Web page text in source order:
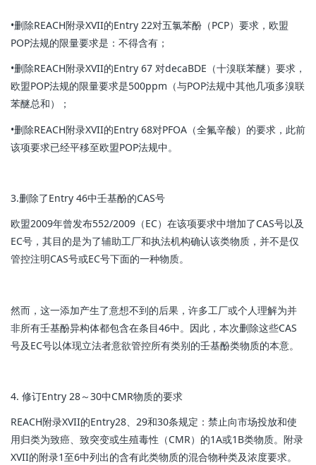
•删除REACH附录XVII的Entry 22对五氯苯酚（PCP）要求，欧盟
POP法规的限量要求是：不得含有；
•删除REACH附录XVII的Entry 67 对decaBDE（十溴联苯醚）要求，
欧盟POP法规的限量要求是500ppm（与POP法规中其他几项多溴联
苯醚总和）；
•删除REACH附录XVII的Entry 68对PFOA（全氟辛酸）的要求，此前
该项要求已经平移至欧盟POP法规中。
3.删除了Entry 46中壬基酚的CAS号
欧盟2009年曾发布552/2009（EC）在该项要求中增加了CAS号以及
EC号，其目的是为了辅助工厂和执法机构确认该类物质，并不是仅
管控注明CAS号或EC号下面的一种物质。
然而，这一添加产生了意想不到的后果，许多工厂或个人理解为并
非所有壬基酚异构体都包含在条目46中。因此，本次删除这些CAS
号及EC号以体现立法者意欲管控所有类别的壬基酚类物质的本意。
4. 修订Entry 28～30中CMR物质的要求
REACH附录XVII的Entry28、29和30条规定：禁止向市场投放和使
用归类为致癌、致突变或生殖毒性（CMR）的1A或1B类物质。附录
XVII的附录1至6中列出的含有此类物质的混合物种类及浓度要求。